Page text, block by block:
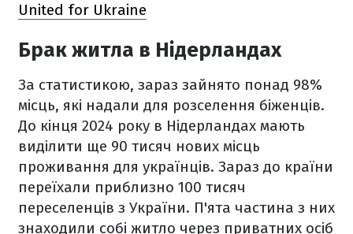
United for Ukraine
Брак житла в Нідерландах
За статистикою, зараз зайнято понад 98%
місць, які надали для розселення біженців.
До кінця 2024 року в Нідерландах мають
виділити ще 90 тисяч нових місць
проживання для українців. Зараз до країни
переїхали приблизно 100 тисяч
переселенців з України. П'ята частина з них
знаходили собі житло через приватних осіб